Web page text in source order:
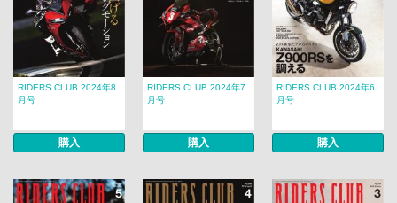
RIDERS CLUB 2024年8
月号
購入
RIDERS CLUB 2024年7
月号
購入
RIDERS CLUB 2024年6
月号
購入